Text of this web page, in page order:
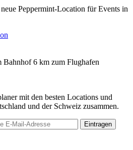
Peppermint-Location für Events in
Bahnhof6 km zum Flughafen
mit den besten Locations und
und der Schweiz zusammen.
Eintragen